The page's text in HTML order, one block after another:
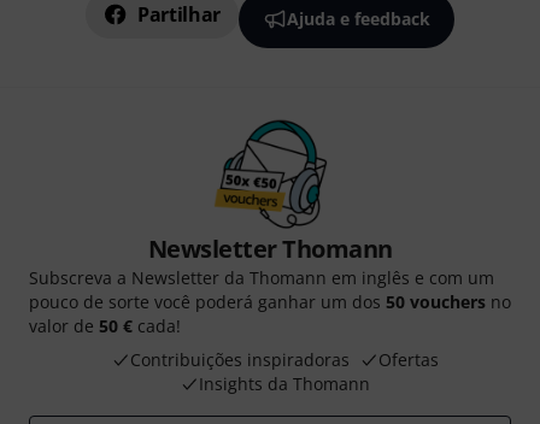
Partilhar Ajuda e feedback
Newsletter Thomann
Subscreva a Newsletter da Thomann em inglês e com um
pouco de sorte você poderá ganhar um dos 50 vouchers no
valor de 50 € cada!
Contribuições inspiradoras
Ofertas
Insights da Thomann